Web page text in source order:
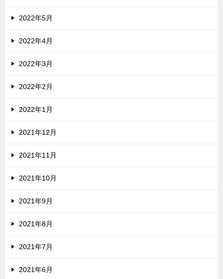
2022年5月
2022年4月
2022年3月
2022年2月
2022年1月
2021年12月
2021年11月
2021年10月
2021年9月
2021年8月
2021年7月
2021年6月